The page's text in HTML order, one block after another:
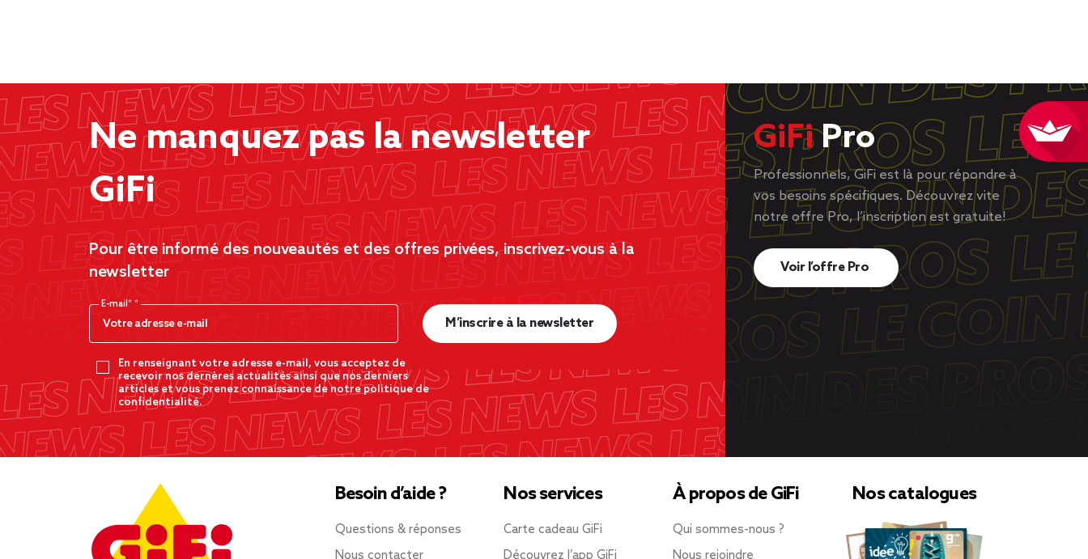
Ne manquez pas la newsletter
GiFi
Pour être informé des nouveautés et des offres privées, inscrivez-vous à la
newsletter
E-mail*
En renseignant votre adresse e-mail, vous acceptez de
recevoir nos dernères actualités ainsi que nos derniers
articles et vous prenez connaissance de notre politique de
confidentialité.
M’inscrire à la newsletter
GiFiPro
Professionnels, GiFi est là pour répondre à
vos besoins spécifiques. Découvrez vite
notre offre Pro, l’inscription est gratuite!
Voir l’offre Pro
Besoin d’aide ?
Questions & réponses
Nous contacter
Nos services
Carte cadeau GiFi
Découvrez l’app GiFi
À propos de GiFi
Qui sommes-nous ?
Nous rejoindre
Nos catalogues